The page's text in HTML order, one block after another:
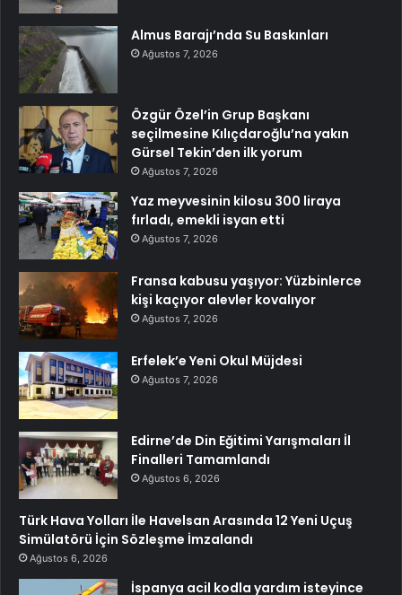
Almus Barajı’nda Su Baskınları
Ağustos 7, 2026
Özgür Özel’in Grup Başkanı
seçilmesine Kılıçdaroğlu’na yakın
Gürsel Tekin’den ilk yorum
Ağustos 7, 2026
Yaz meyvesinin kilosu 300 liraya
fırladı, emekli isyan etti
Ağustos 7, 2026
Fransa kabusu yaşıyor: Yüzbinlerce
kişi kaçıyor alevler kovalıyor
Ağustos 7, 2026
Erfelek’e Yeni Okul Müjdesi
Ağustos 7, 2026
Edirne’de Din Eğitimi Yarışmaları İl
Finalleri Tamamlandı
Ağustos 6, 2026
Türk Hava Yolları İle Havelsan Arasında 12 Yeni Uçuş
Simülatörü İçin Sözleşme İmzalandı
Ağustos 6, 2026
İspanya acil kodla yardım isteyince